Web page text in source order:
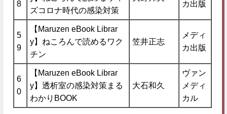
8
ズコロナ時代の感染対策
カ出版
5
9
【Maruzen eBook Librar
y】ねころんで読めるワク
チン
笠井正志
メディ
カ出版
6
0
【Maruzen eBook Librar
y】透析室の感染対策まる
わかりBOOK
大石和久
ヴァン
メディ
カル